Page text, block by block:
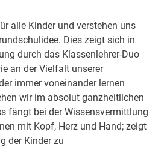
alle Kinder und verstehen uns
Dies zeigt sich in
durch das Klassenlehrer-Duo
an der Vielfalt unserer
immer voneinander lernen
wir im absolut ganzheitlichen
fängt bei der Wissensvermittlung
mit Kopf, Herz und Hand; zeigt
der Kinder zu